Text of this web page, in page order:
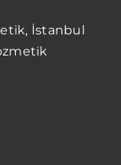
İstanbul